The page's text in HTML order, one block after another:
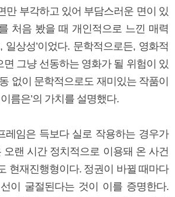
만 부각하고 있어 부담스러운 면이 있
처음 봤을 때 개인적으로 느낀 매력
일상성’이었다. 문학적으로든, 영화적
면 그냥 선동하는 영화가 될 위험이 있
없이 문학적으로도 재미있는 작품이
름은’의 가치를 설명했다.
레임은 득보다 실로 작용하는 경우가
오랜 시간 정치적으로 이용돼 온 사건
현재진행형이다. 정권이 바뀔 때마다
이 굴절된다는 것이 이를 증명한다.